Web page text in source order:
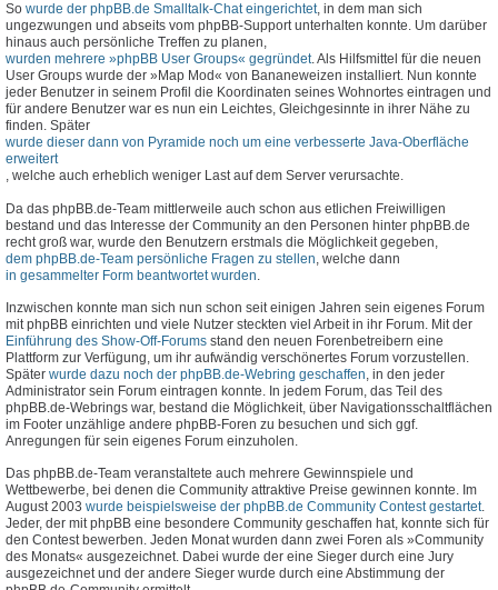
So wurde der phpBB.de Smalltalk-Chat eingerichtet, in dem man sich
ungezwungen und abseits vom phpBB-Support unterhalten konnte. Um darüber
hinaus auch persönliche Treffen zu planen,
wurden mehrere »phpBB User Groups« gegründet. Als Hilfsmittel für die neuen
User Groups wurde der »Map Mod« von Bananeweizen installiert. Nun konnte
jeder Benutzer in seinem Profil die Koordinaten seines Wohnortes eintragen und
für andere Benutzer war es nun ein Leichtes, Gleichgesinnte in ihrer Nähe zu
finden. Später
wurde dieser dann von Pyramide noch um eine verbesserte Java-Oberfläche
erweitert
, welche auch erheblich weniger Last auf dem Server verursachte.
Da das phpBB.de-Team mittlerweile auch schon aus etlichen Freiwilligen
bestand und das Interesse der Community an den Personen hinter phpBB.de
recht groß war, wurde den Benutzern erstmals die Möglichkeit gegeben,
dem phpBB.de-Team persönliche Fragen zu stellen , welche dann
in gesammelter Form beantwortet wurden
Inzwischen konnte man sich nun schon seit einigen Jahren sein eigenes Forum
mit phpBB einrichten und viele Nutzer steckten viel Arbeit in ihr Forum. Mit der
Einführung des Show-Off-Forums stand den neuen Forenbetreibern eine
Plattform zur Verfügung, um ihr aufwändig verschönertes Forum vorzustellen.
Später wurde dazu noch der phpBB.de-Webring geschaffen, in den jeder
Administrator sein Forum eintragen konnte. In jedem Forum, das Teil des
phpBB.de-Webrings war, bestand die Möglichkeit, über Navigationsschaltflächen
im Footer unzählige andere phpBB-Foren zu besuchen und sich ggf.
Anregungen für sein eigenes Forum einzuholen.
Das phpBB.de-Team veranstaltete auch mehrere Gewinnspiele und
Wettbewerbe, bei denen die Community attraktive Preise gewinnen konnte. Im
August 2003 wurde beispielsweise der phpBB.de Community Contest gestartet.
Jeder, der mit phpBB eine besondere Community geschaffen hat, konnte sich für
den Contest bewerben. Jeden Monat wurden dann zwei Foren als »Community
des Monats« ausgezeichnet. Dabei wurde der eine Sieger durch eine Jury
ausgezeichnet und der andere Sieger wurde durch eine Abstimmung der